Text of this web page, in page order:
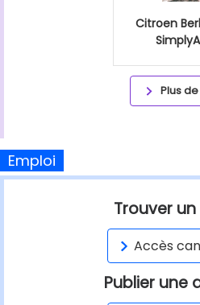
Citroen
Plus
Emploi
Trouver
Accès
Publier une